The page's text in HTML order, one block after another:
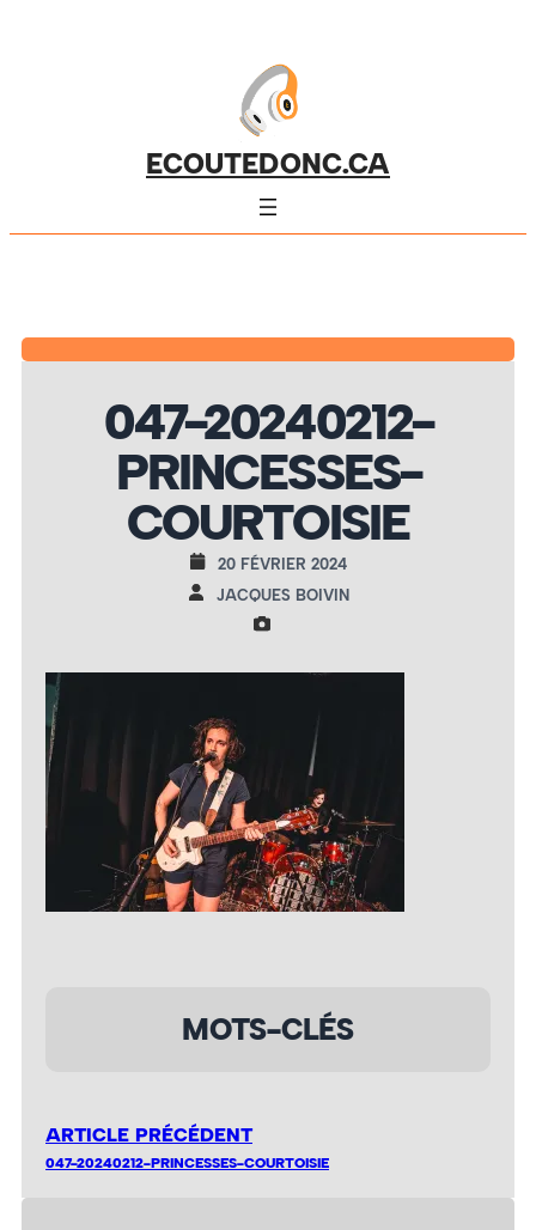
ECOUTEDONC.CA
047-20240212-
PRINCESSES-
COURTOISIE
20 FÉVRIER 2024
JACQUES BOIVIN
MOTS-CLÉS
ARTICLE PRÉCÉDENT
047-20240212-PRINCESSES-COURTOISIE